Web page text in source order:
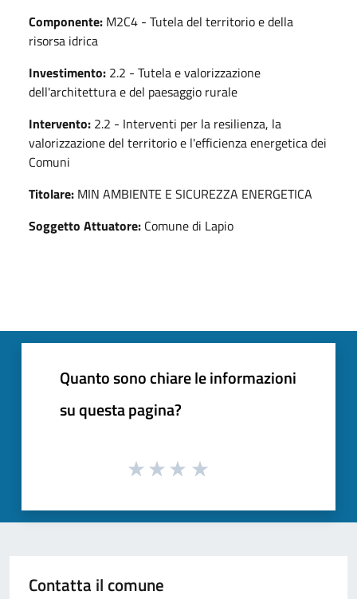
Componente: M2C4 - Tutela del territorio e della
risorsa idrica
Investimento: 2.2 - Tutela e valorizzazione
dell'architettura e del paesaggio rurale
Intervento: 2.2 - Interventi per la resilienza, la
valorizzazione del territorio e l'efficienza energetica dei
Comuni
Titolare: MIN AMBIENTE E SICUREZZA ENERGETICA
Soggetto Attuatore: Comune di Lapio
Quanto sono chiare le informazioni
su questa pagina?
Contatta il comune